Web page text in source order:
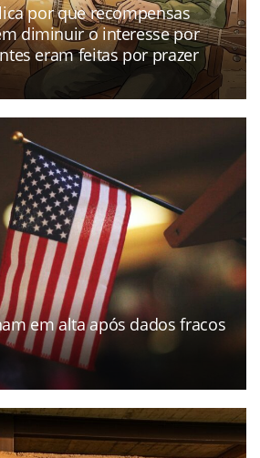
por que recompensas
diminuir o interesse por
eram feitas por prazer
em alta após dados fracos